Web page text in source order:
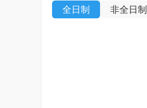
儿科学
全日制 非全日制